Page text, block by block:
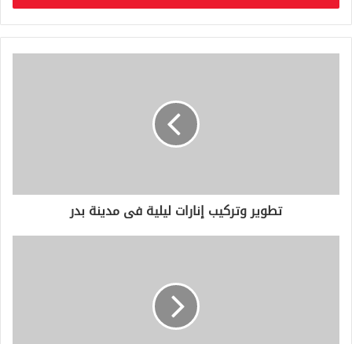
ب
ر
ي
ر
ي
تطوير وتركيب إنارات ليلية فى مدينة بدر